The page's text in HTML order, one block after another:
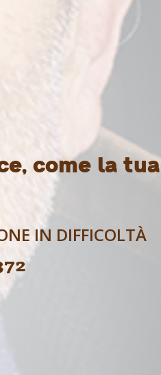
come la tua
IN DIFFICOLTÀ